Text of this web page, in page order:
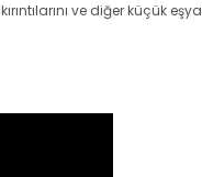
ve diğer küçük